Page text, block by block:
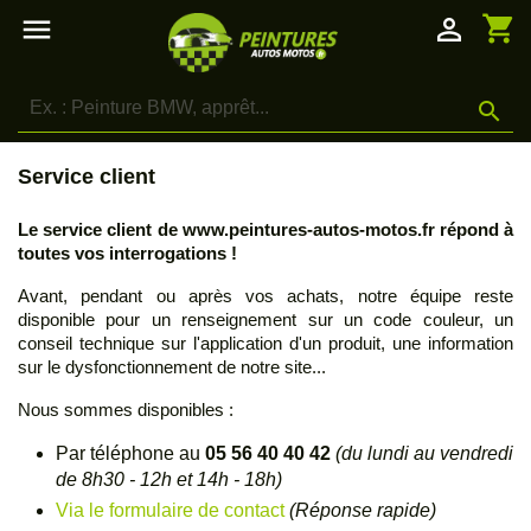
 shopping_cart
person_outline

Service client
Le service client de www.peintures-autos-motos.fr répond à
toutes vos interrogations !
Avant, pendant ou après vos achats, notre équipe reste
disponible pour un renseignement sur un code couleur, un
conseil technique sur l'application d'un produit, une information
sur le dysfonctionnement de notre site...
Nous sommes disponibles :
Par téléphone au 05 56 40 40 42 (du lundi au vendredi
de 8h30 - 12h et 14h - 18h)
Via le formulaire de contact (Réponse rapide)